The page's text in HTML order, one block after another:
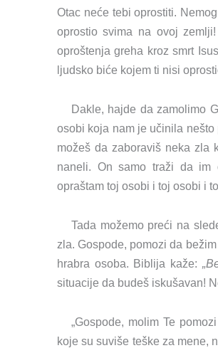
Otac neće tebi oprostiti.
oprostio svima na ovoj
oproštenja greha kroz smrt
ljudsko biće kojem ti nisi
Dakle, hajde da zamolimo
osobi koja nam je učinila
možeš da zaboraviš neka zla
naneli. On samo traži da im
opraštam toj osobi i toj osobi i
Tada možemo preći na
zla. Gospode, pomozi da
hrabra osoba. Biblija kaže:
situacije da budeš iskušavan!
„Gospode, molim Te
koje su suviše teške za mene,